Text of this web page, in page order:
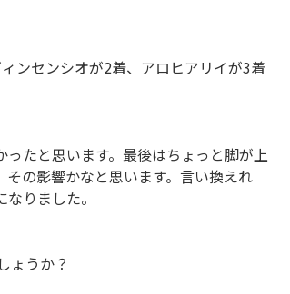
ンセンシオが2着、アロヒアリイが3着
たと思います。最後はちょっと脚が上
の影響かなと思います。言い換えれ
りました。
ょうか？